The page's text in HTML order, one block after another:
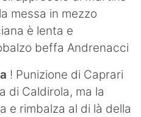
messa in mezzo
è lenta e
beffa Andrenacci
! Punizione di Caprari
di Caldirola, ma la
e rimbalza al di là della